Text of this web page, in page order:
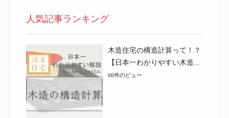
人気記事ランキング
木造住宅の構造計算って！？
【日本一わかりやすい木造...
66件のビュー